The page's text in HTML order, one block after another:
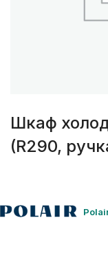
Шкаф
(R290,